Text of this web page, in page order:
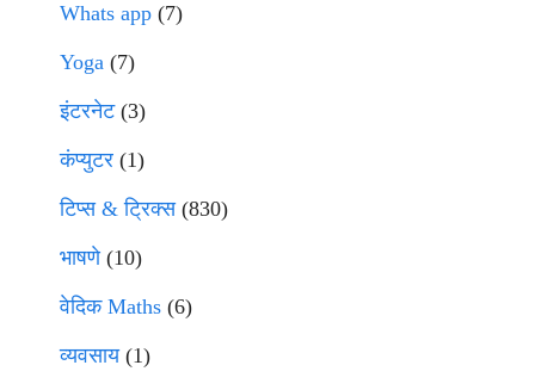
Whats app (7)
Yoga (7)
इंटरनेट(3)
कंप्युटर (1)
टिप्स & ट्रिक्स(830)
भाषणे(10)
वेदिक Maths (6)
व्यवसाय(1)